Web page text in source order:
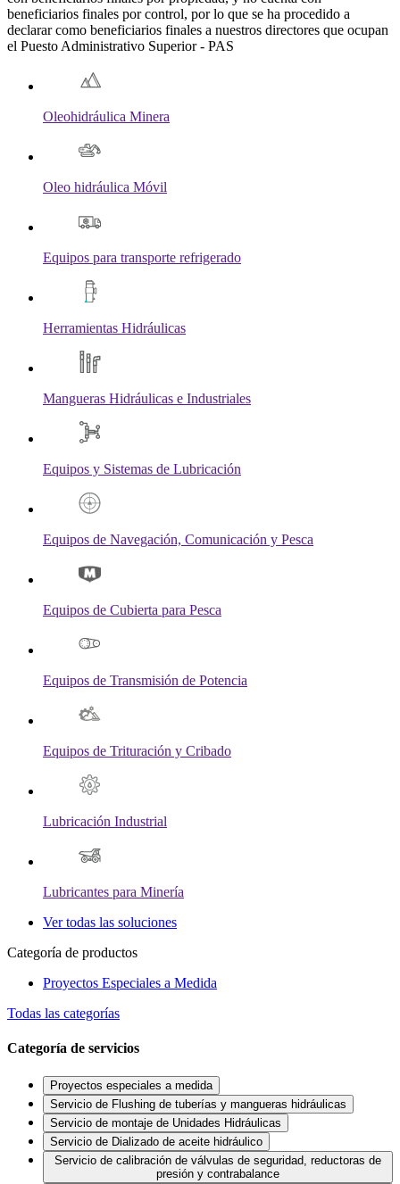
beneficiarios finales por control, por lo que se ha procedido a
declarar como beneficiarios finales a nuestros directores que ocupan
el Puesto Administrativo Superior - PAS
Oleohidráulica Minera
Oleo hidráulica Móvil
Equipos para transporte refrigerado
Herramientas Hidráulicas
Mangueras Hidráulicas e Industriales
Equipos y Sistemas de Lubricación
Equipos de Navegación, Comunicación y Pesca
Equipos de Cubierta para Pesca
Equipos de Transmisión de Potencia
Equipos de Trituración y Cribado
Lubricación Industrial
Lubricantes para Minería
Ver todas las soluciones
Categoría de productos
Proyectos Especiales a Medida
Todas las categorías
Categoría de servicios
Proyectos especiales a medida
Servicio de Flushing de tuberías y mangueras hidráulicas
Servicio de montaje de Unidades Hidráulicas
Servicio de Dializado de aceite hidráulico
Servicio de calibración de válvulas de seguridad, reductoras de
presión y contrabalance